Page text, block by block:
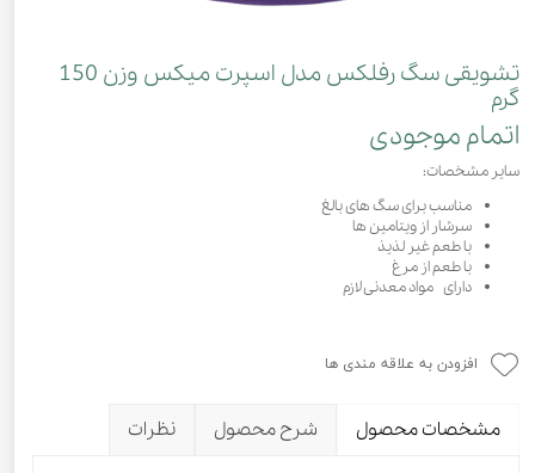
تشویقی سگ رفلکس مدل اسپرت میکس وزن 150
گرم
اتمام موجودی
سایر مشخصات:
مناسب برای سگ های بالغ
سرشار از ویتامین ها
با طعم غیر لذیذ
با طعم از مرغ
دارای مواد معدنی لازم
افزودن به علاقه مندی ها
مشخصات محصول شرح محصول نظرات